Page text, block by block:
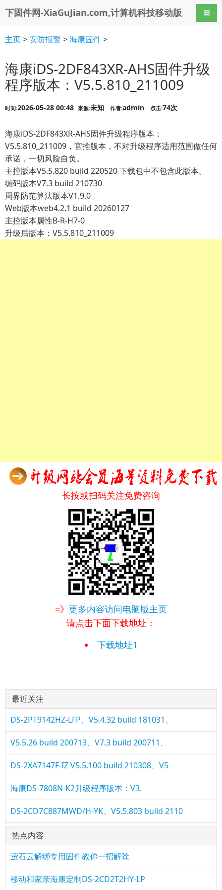
下固件网-XiaGuJian.com,计算机科技移动版 导航
主页>安防报警>海康固件>
海康iDS-2DF843XR-AHS固件升级
程序版本：V5.5.810_211009
时间:2026-05-28 00:48 来源:未知 作者:admin 点击:74次
海康iDS-2DF843XR-AHS固件升级程序版本：
V5.5.810_211009，官推版本，不对升级程序适用范围做任何
承诺，一切风险自负。
主控版本V5.5.820 build 220520 下载包中不包含此版本。
编码版本V7.3 build 210730
周界防范算法版本V1.9.0
Web版本web4.2.1 build 20260127
主控版本属性B-R-H7-0
升级后版本：V5.5.810_211009
长按或扫码关注免费咨询
=》 更多内容访问电脑版主页
请点击下面下载地址：
下载地址1
最近关注
DS-2PT9142HZ-LFP、V5.4.32 build 181031、
V5.5.26 build 200713、V7.3 build 200711、
DS-2XA7147F-IZ V5.5.100 build 210308、V5
海康DS-7808N-K2升级程序版本：V3.
DS-2CD7C887MWD/H-YK、V5.5.803 build 2110
热点内容
萤石云解绑专用固件教你一招解除
移动和家亲海康定制DS-2CD2T2HY-LP